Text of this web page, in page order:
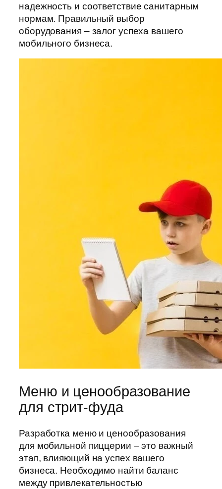
надежность и соответствие санитарным
нормам. Правильный выбор
оборудования – залог успеха вашего
мобильного бизнеса.
Меню и ценообразование
для стрит-фуда
Разработка меню и ценообразования
для мобильной пиццерии – это важный
этап, влияющий на успех вашего
бизнеса. Необходимо найти баланс
между привлекательностью